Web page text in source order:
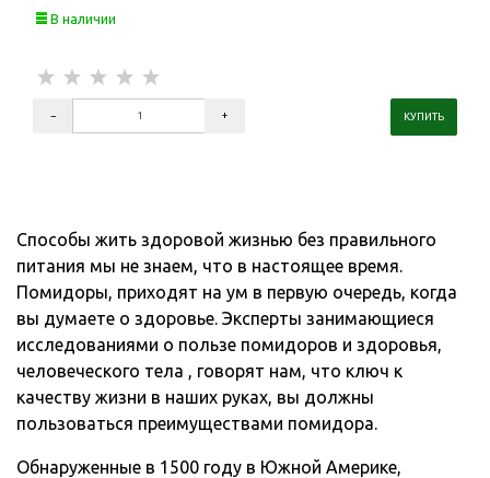
В наличии
Способы жить здоровой жизнью без правильного
питания мы не знаем, что в настоящее время.
Помидоры, приходят на ум в первую очередь, когда
вы думаете о здоровье. Эксперты занимающиеся
исследованиями о пользе помидоров и здоровья,
человеческого тела , говорят нам, что ключ к
качеству жизни в наших руках, вы должны
пользоваться преимуществами помидора.
Обнаруженные в 1500 году в Южной Америке,